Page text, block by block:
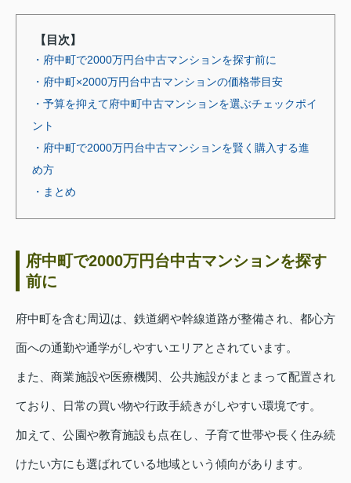
【目次】
・府中町で2000万円台中古マンションを探す前に
・府中町×2000万円台中古マンションの価格帯目安
・予算を抑えて府中町中古マンションを選ぶチェックポイ
ント
・府中町で2000万円台中古マンションを賢く購入する進
め方
・まとめ
府中町で2000万円台中古マンションを探す
前に
府中町を含む周辺は、鉄道網や幹線道路が整備され、都心方
面への通勤や通学がしやすいエリアとされています。
また、商業施設や医療機関、公共施設がまとまって配置され
ており、日常の買い物や行政手続きがしやすい環境です。
加えて、公園や教育施設も点在し、子育て世帯や長く住み続
けたい方にも選ばれている地域という傾向があります。